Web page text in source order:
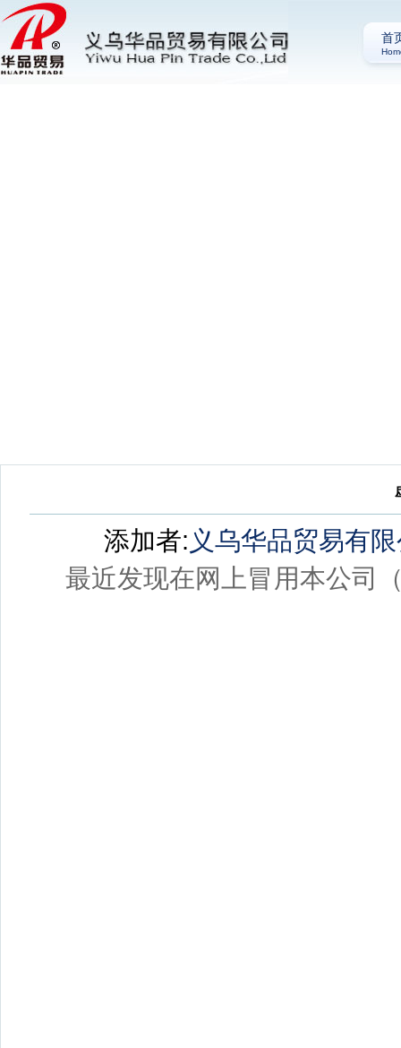
首
添加者: 义乌华品贸易有
最近发现在网上冒用本公司